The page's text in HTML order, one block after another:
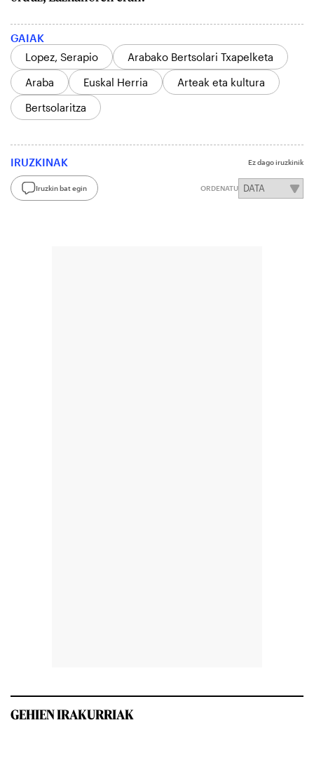
GAIAK
Lopez, Serapio
Arabako Bertsolari Txapelketa
Araba
Euskal Herria
Arteak eta kultura
Bertsolaritza
IRUZKINAK Ez dago iruzkinik
Iruzkin bat egin ORDENATU
GEHIEN IRAKURRIAK